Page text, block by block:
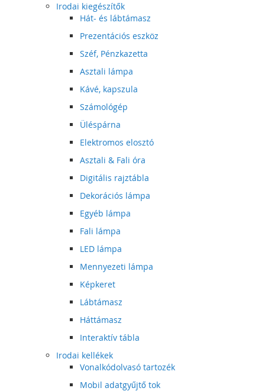
Irodai kiegészítők
Hát- és lábtámasz
Prezentációs eszköz
Széf, Pénzkazetta
Asztali lámpa
Kávé, kapszula
Számológép
Üléspárna
Elektromos elosztó
Asztali & Fali óra
Digitális rajztábla
Dekorációs lámpa
Egyéb lámpa
Fali lámpa
LED lámpa
Mennyezeti lámpa
Képkeret
Lábtámasz
Háttámasz
Interaktív tábla
Irodai kellékek
Vonalkódolvasó tartozék
Mobil adatgyűjtő tok